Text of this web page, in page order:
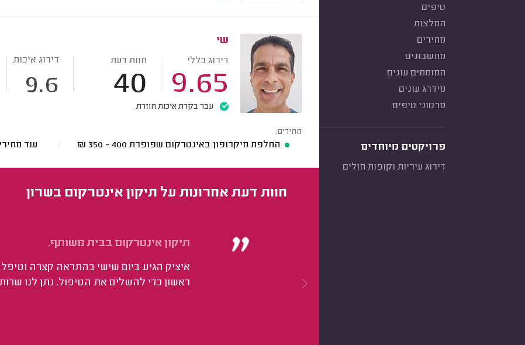
טיפים
המלצות
מחירים
מחשבונים
המומחים עונים
מידרג עונים
סרטוני טיפים
פרויקטים מיוחדים
דירוג עיריות וקופות חולים
שי
דירוג כללי
9.65
חוות דעת
40
דירוג איכות
9.6
עבר בקרת איכות חוזרת
מחירים:
החלפת מיקרופון באינטרקום שפופרת 400 - 350
₪ עוד
חוות דעת אחרונות על תיקון אינטרקום בשרון
תיקון אינטרקום בבית משותף.
איציק הגיע ביום שישי בהתראה קצרה
ראשון כדי להשלים את הטיפול. נתן לנו